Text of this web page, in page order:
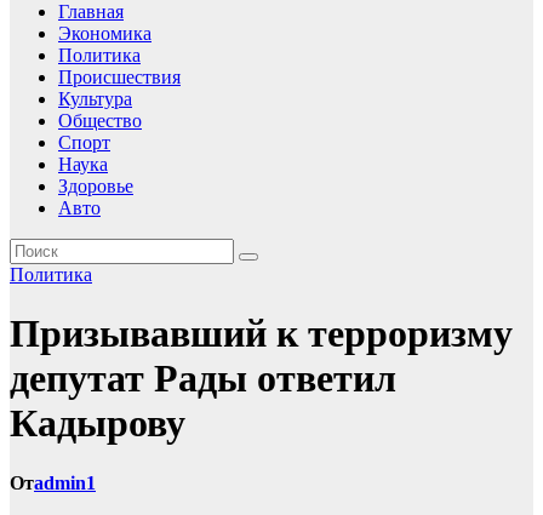
Главная
Экономика
Политика
Происшествия
Культура
Общество
Спорт
Наука
Здоровье
Авто
Политика
Призывавший к терроризму
депутат Рады ответил
Кадырову
Отadmin1